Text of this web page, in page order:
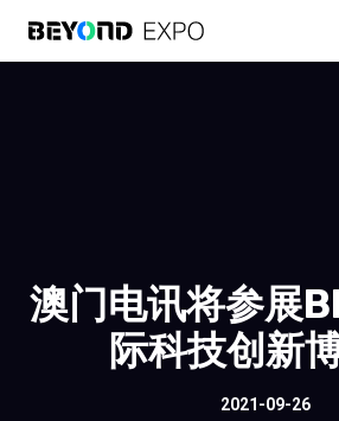
澳门电讯将参展
际科技创新
2021-09-26